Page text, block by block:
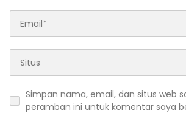
Simpan nama, email, dan situs web
peramban ini untuk komentar saya